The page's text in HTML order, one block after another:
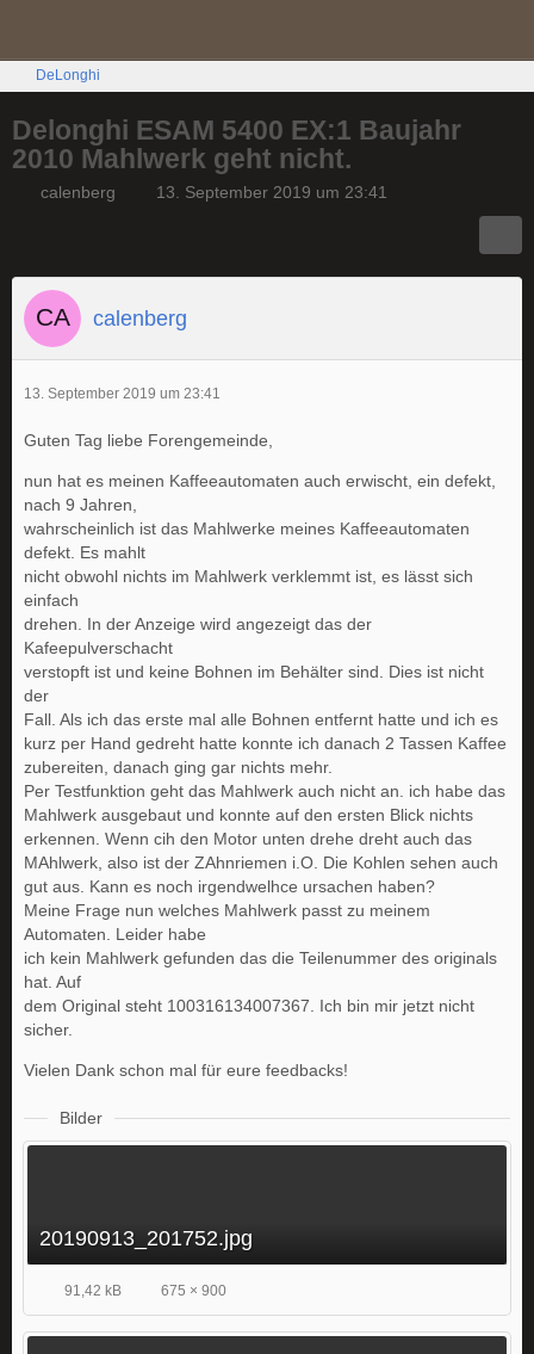
DeLonghi
Delonghi ESAM 5400 EX:1 Baujahr
2010 Mahlwerk geht nicht.
calenberg 13. September 2019 um 23:41
calenberg
13. September 2019 um 23:41
Guten Tag liebe Forengemeinde,
nun hat es meinen Kaffeeautomaten auch erwischt, ein defekt,
nach 9 Jahren,
wahrscheinlich ist das Mahlwerke meines Kaffeeautomaten
defekt. Es mahlt
nicht obwohl nichts im Mahlwerk verklemmt ist, es lässt sich
einfach
drehen. In der Anzeige wird angezeigt das der
Kafeepulverschacht
verstopft ist und keine Bohnen im Behälter sind. Dies ist nicht
der
Fall. Als ich das erste mal alle Bohnen entfernt hatte und ich es
kurz per Hand gedreht hatte konnte ich danach 2 Tassen Kaffee
zubereiten, danach ging gar nichts mehr.
Per Testfunktion geht das Mahlwerk auch nicht an. ich habe das
Mahlwerk ausgebaut und konnte auf den ersten Blick nichts
erkennen. Wenn cih den Motor unten drehe dreht auch das
MAhlwerk, also ist der ZAhnriemen i.O. Die Kohlen sehen auch
gut aus. Kann es noch irgendwelhce ursachen haben?
Meine Frage nun welches Mahlwerk passt zu meinem
Automaten. Leider habe
ich kein Mahlwerk gefunden das die Teilenummer des originals
hat. Auf
dem Original steht 100316134007367. Ich bin mir jetzt nicht
sicher.
Vielen Dank schon mal für eure feedbacks!
Bilder
20190913_201752.jpg
91,42 kB 675 × 900